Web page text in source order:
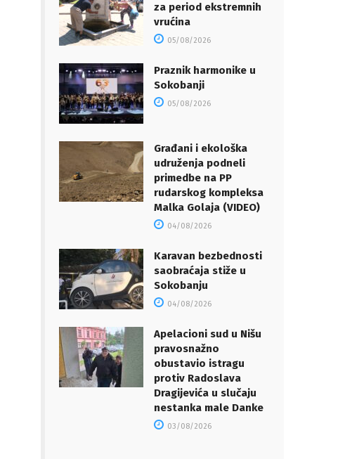
za period ekstremnih
vrućina
05/08/2026
Praznik harmonike u
Sokobanji
05/08/2026
Građani i ekološka
udruženja podneli
primedbe na PP
rudarskog kompleksa
Malka Golaja (VIDEO)
04/08/2026
Karavan bezbednosti
saobraćaja stiže u
Sokobanju
04/08/2026
Apelacioni sud u Nišu
pravosnažno
obustavio istragu
protiv Radoslava
Dragijevića u slučaju
nestanka male Danke
03/08/2026